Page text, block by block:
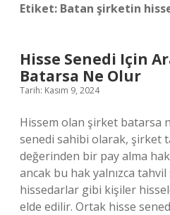
Etiket: Batan şirketin
Hisse Senedi Için
Batarsa Ne Olur
Tarih: Kasım 9, 2024
Hissem olan şirket batarsa
senedi sahibi olarak, şirket
değerinden bir pay alma
ancak bu hak yalnızca
hissedarlar gibi kişiler
elde edilir. Ortak hisse